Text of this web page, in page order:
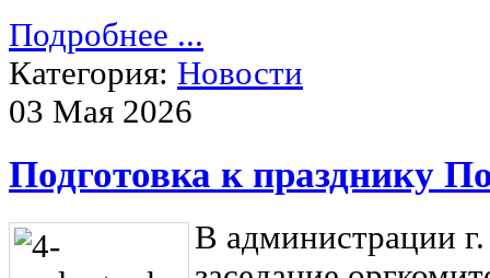
Подробнее ...
Категория: Новости
03 Мая 2026
Подготовка к празднику
В администрации